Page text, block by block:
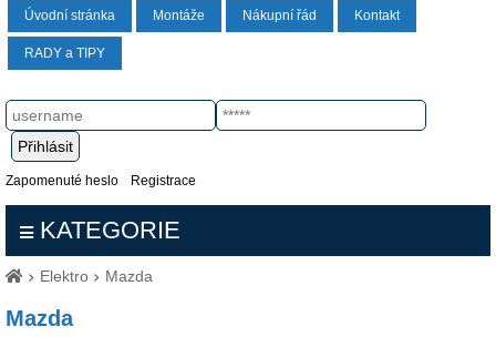
Úvodní stránka Montáže Nákupní řád Kontakt
RADY a TIPY
Zapomenuté heslo Registrace
KATEGORIE
Elektro Mazda
Mazda